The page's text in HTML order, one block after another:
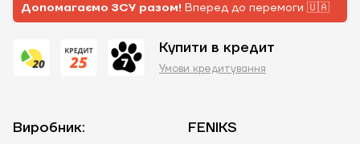
Допомагаємо ЗСУ разом! Вперед до перемоги 🇺🇦
Купити в кредит
Умови кредитування
Виробник: FENIKS